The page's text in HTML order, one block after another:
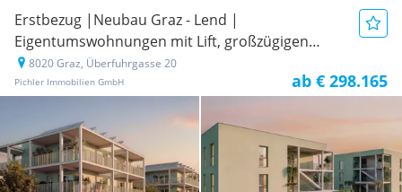
Erstbezug |Neubau Graz - Lend |
Eigentumswohnungen mit Lift, großzügigen
Balkonen und Eigengarten, 2-, 3-, und 4- Zimmer
Wohnungen | Erstbezug
8020 Graz, Überfuhrgasse 20
Pichler Immobilien GmbH ab € 298.165